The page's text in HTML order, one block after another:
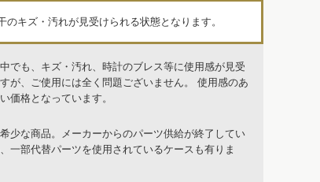
のキズ・汚れが見受けられる状態となります。
でも、キズ・汚れ、時計のブレス等に使用感が見受
が、ご使用には全く問題ございません。 使用感のあ
価格となっています。
少な商品。メーカーからのパーツ供給が終了してい
一部代替パーツを使用されているケースも有りま